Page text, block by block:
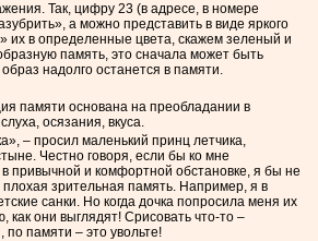
Так, цифру 23 (в адресе, в номере
а можно представить в виде яркого
их в определенные цвета, скажем зеленый и
память, это сначала может быть
надолго останется в памяти.
памяти основана на преобладании в
осязания, вкуса.
– просил маленький принц летчика,
Честно говоря, если бы ко мне
привычной и комфортной обстановке, я бы не
плохая зрительная память. Например, я в
санки. Но когда дочка попросила меня их
они выглядят! Срисовать что-то –
по памяти – это увольте!